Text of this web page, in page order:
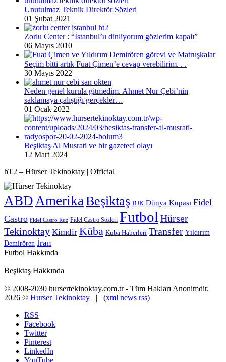
Unutulmaz Teknik Direktör Sözleri
01 Şubat 2021
Zorlu Center : “İstanbul’u dinliyorum gözlerim kapalı”
06 Mayıs 2010
Seçim bitti artık Fuat Çimen’e cevap verebilirim. . .
30 Mayıs 2022
Neden genel kurula gitmedim. Ahmet Nur Çebi’nin
saklamaya çalıştığı gerçekler…
01 Ocak 2022
Beşiktaş Al Musrati ve bir gazeteci olayı
12 Mart 2024
hT2 – Hürser Tekinoktay | Official
ABD Amerika Beşiktaş BJK Dünya Kupası Fidel
Castro Fidel Castro Ruz Fidel Castro Sözleri Futbol Hürser
Tekinoktay Kimdir Küba Küba Haberleri Transfer Yıldırım
Demirören İran
Futbol Hakkında
Beşiktaş Hakkında
© 2008-2030 hursertekinoktay.com.tr - Tüm Hakları Anonimdir.
2026 © Hurser Tekinoktay | (xml news rss)
RSS
Facebook
Twitter
Pinterest
LinkedIn
YouTube